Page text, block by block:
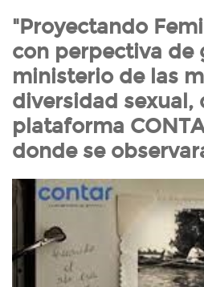
"Proyectando
con perpectiva de
ministerio de las
diversidad sexual,
plataforma
donde se